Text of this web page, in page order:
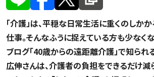
「介護」は、平穏な日常生活に重くのしか
仕事。そんなふうに捉えている方も少なく
ブログ「40歳からの遠距離介護」で知ら
広伸さんは、介護者の負担をできるだけ減